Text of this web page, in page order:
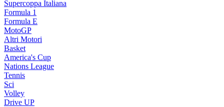
Supercoppa Italiana
Formula 1
Formula E
MotoGP
Altri Motori
Basket
America's Cup
Nations League
Tennis
Sci
Volley
Drive UP